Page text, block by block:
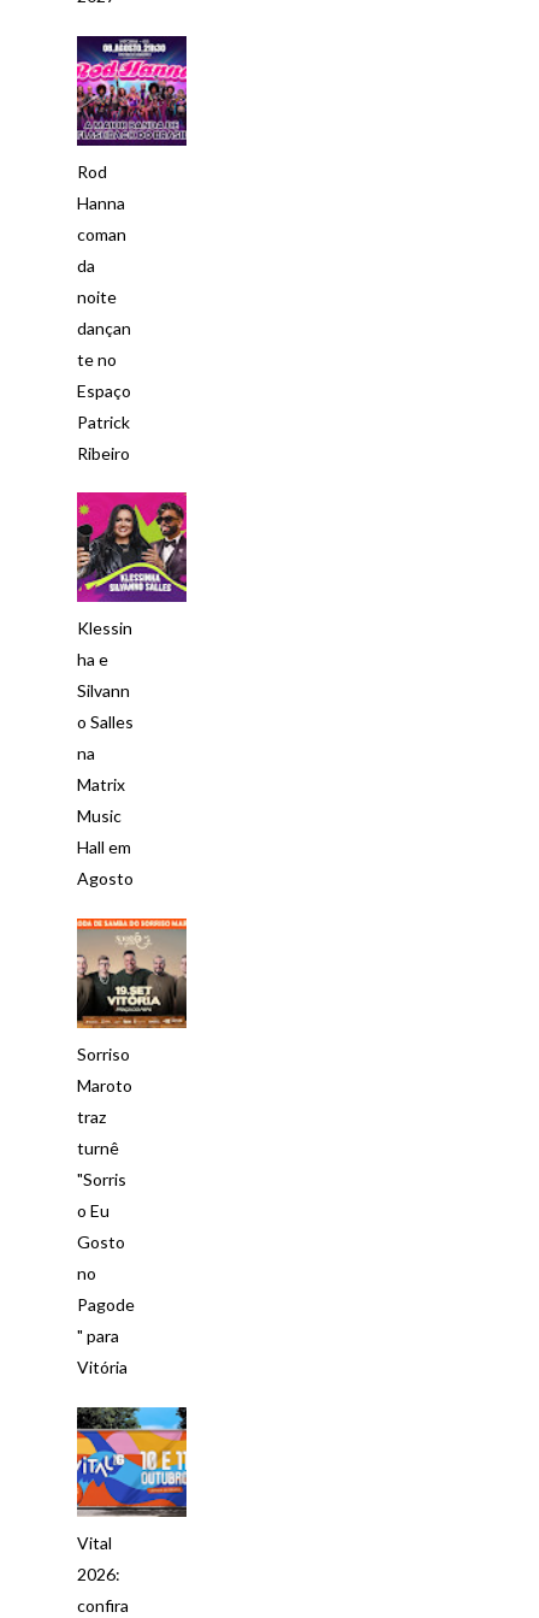
Rod
Hanna
coman
da
noite
dançan
te no
Espaço
Patrick
Ribeiro
Klessin
ha e
Silvann
o Salles
na
Matrix
Music
Hall em
Agosto
Sorriso
Maroto
traz
turnê
"Sorris
o Eu
Gosto
no
Pagode
" para
Vitória
Vital
2026:
confira